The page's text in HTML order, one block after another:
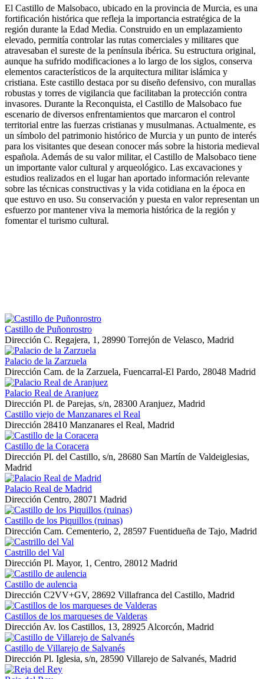
El Castillo de Malsobaco, ubicado en la provincia de Murcia, es una
fortificación histórica que refleja la importancia estratégica de la
región durante la Edad Media. Construido en un emplazamiento
elevado, permitía controlar las rutas comerciales y militares que
atravesaban el sureste de la península ibérica. Su estructura original,
aunque ha sufrido modificaciones a lo largo de los siglos, conserva
elementos característicos de la arquitectura militar islámica y
cristiana. Este castillo destaca por su diseño defensivo, con murallas
robustas y torres de vigilancia que facilitaban la protección contra
invasores. Durante la Reconquista, el Castillo de Malsobaco fue
escenario de diversos enfrentamientos que marcaron el control
territorial entre las fuerzas cristianas y musulmanas. Actualmente, es
un símbolo del patrimonio histórico de Murcia y un punto de interés
para los visitantes que desean conocer más sobre la historia medieval
española. Además de su valor militar, el Castillo de Malsobaco tiene
un importante valor cultural y arqueológico. Las excavaciones y
estudios realizados en el lugar han aportado información relevante
sobre las técnicas constructivas y la vida cotidiana en la época en
que estuvo en uso. Su conservación y puesta en valor representan un
esfuerzo por mantener viva la memoria histórica de la región y
fomentar el turismo cultural.
Castillo de Puñonrostro
Dirección C. Regajera, 1, 28990 Torrejón de Velasco, Madrid
Palacio de la Zarzuela
Dirección Cam. de la Zarzuela, Fuencarral-El Pardo, 28048 Madrid
Palacio Real de Aranjuez
Dirección Pl. de Parejas, s/n, 28300 Aranjuez, Madrid
Castillo viejo de Manzanares el Real
Dirección 28410 Manzanares el Real, Madrid
Castillo de la Coracera
Dirección Pl. del Castillo, s/n, 28680 San Martín de Valdeiglesias,
Madrid
Palacio Real de Madrid
Dirección Centro, 28071 Madrid
Castillo de los Piquillos (ruinas)
Dirección Cam. Cementerio, 2, 28597 Fuentidueña de Tajo, Madrid
Castrillo del Val
Dirección Pl. Mayor, 1, Centro, 28012 Madrid
Castillo de aulencia
Dirección C2VV+GV, 28692 Villafranca del Castillo, Madrid
Castillos de los marqueses de Valderas
Dirección Av. los Castillos, 13, 28925 Alcorcón, Madrid
Castillo de Villarejo de Salvanés
Dirección Pl. Iglesia, s/n, 28590 Villarejo de Salvanés, Madrid